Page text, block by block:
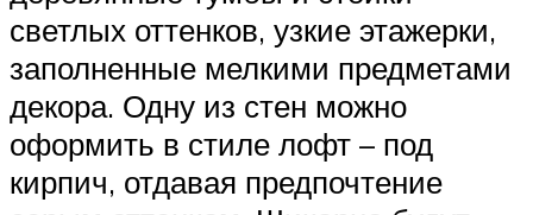
светлых оттенков, узкие этажерки,
заполненные мелкими предметами
декора. Одну из стен можно
оформить в стиле лофт – под
кирпич, отдавая предпочтение